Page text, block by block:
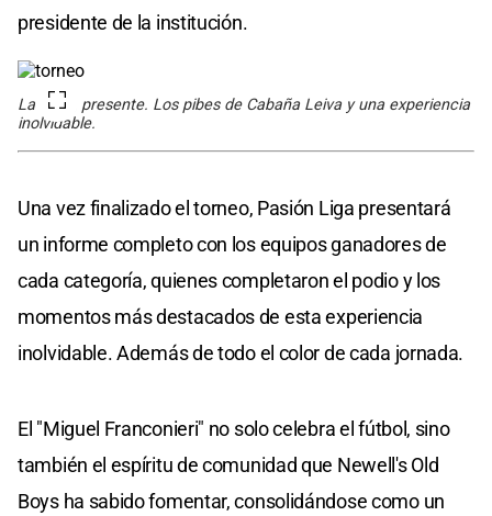
presidente de la institución.
La Salle, presente. Los pibes de Cabaña Leiva y una experiencia
inolvidable.
Una vez finalizado el torneo, Pasión Liga presentará
un informe completo con los equipos ganadores de
cada categoría, quienes completaron el podio y los
momentos más destacados de esta experiencia
inolvidable. Además de todo el color de cada jornada.
El "Miguel Franconieri" no solo celebra el fútbol, sino
también el espíritu de comunidad que Newell's Old
Boys ha sabido fomentar, consolidándose como un